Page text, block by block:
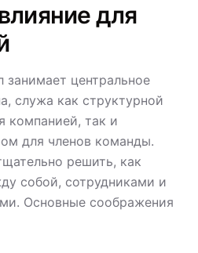
для
центральное
служа как структурной
компанией, так и
для членов команды.
решить, как
собой, сотрудниками и
Основные соображения